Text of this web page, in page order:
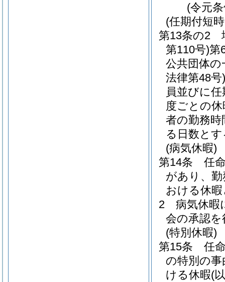
(令元
(任期付短
第13条の2
第110号)第
公共団体
法律第48号)
員並びに
度ごとの
者の勤務
る日数と
(病気休暇)
第14条
任
があり、
おける休
2
病気休暇
会の承認
(特別休暇)
第15条
任
の特別の
ける休暇(